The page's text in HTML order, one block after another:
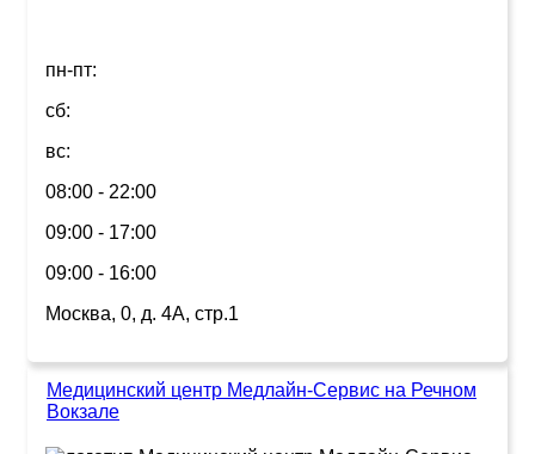
пн-пт:
сб:
вс:
08:00 - 22:00
09:00 - 17:00
09:00 - 16:00
Москва, 0, д. 4А, стр.1
Медицинский центр Медлайн-Сервис на Речном
Вокзале